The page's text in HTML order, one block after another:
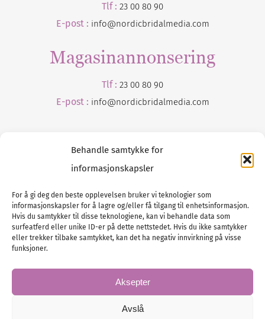
Behandle samtykke for
informasjonskapsler
For å gi deg den beste opplevelsen bruker vi teknologier som
informasjonskapsler for å lagre og/eller få tilgang til enhetsinformasjon.
Hvis du samtykker til disse teknologiene, kan vi behandle data som
surfeatferd eller unike ID-er på dette nettstedet. Hvis du ikke samtykker
eller trekker tilbake samtykket, kan det ha negativ innvirkning på visse
funksjoner.
Aksepter
Avslå
Tlf : 23 00 80 90
E-post : info@nordicbridalmedia.com
Magasinannonsering
Tlf : 23 00 80 90
E-post : info@nordicbridalmedia.com
Tlf :23 00 80 90
E-post :info@ nordicbridalmedia.com